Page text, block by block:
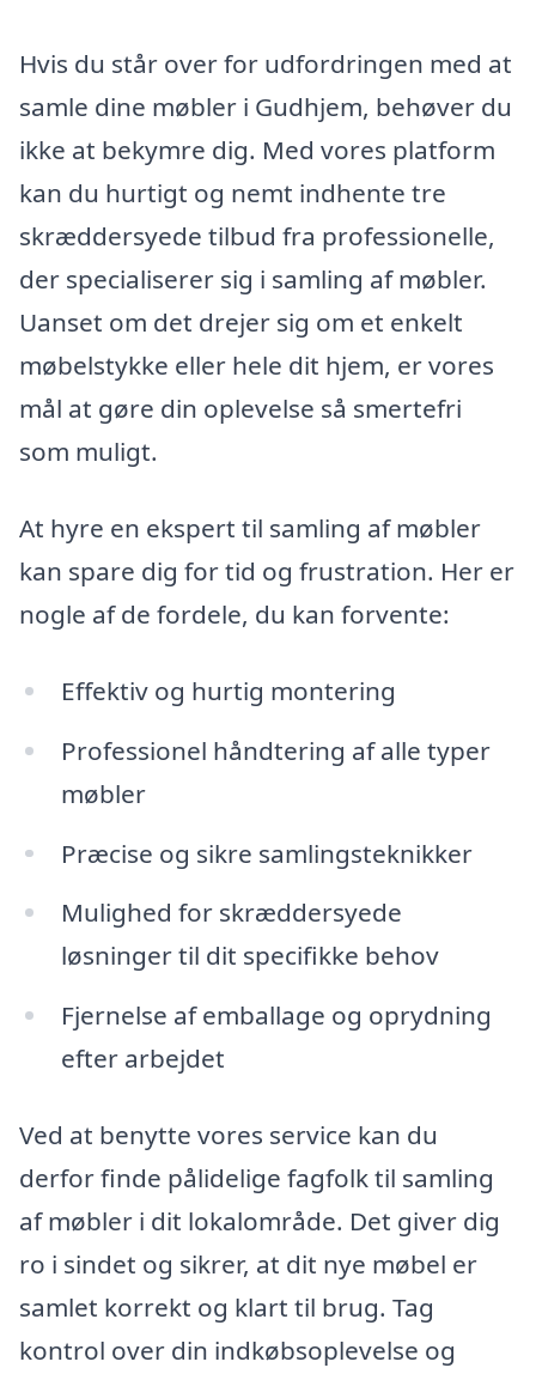
Hvis du står over for udfordringen med at
samle dine møbler i Gudhjem, behøver du
ikke at bekymre dig. Med vores platform
kan du hurtigt og nemt indhente tre
skræddersyede tilbud fra professionelle,
der specialiserer sig i samling af møbler.
Uanset om det drejer sig om et enkelt
møbelstykke eller hele dit hjem, er vores
mål at gøre din oplevelse så smertefri
som muligt.
At hyre en ekspert til samling af møbler
kan spare dig for tid og frustration. Her er
nogle af de fordele, du kan forvente:
Effektiv og hurtig montering
Professionel håndtering af alle typer
møbler
Præcise og sikre samlingsteknikker
Mulighed for skræddersyede
løsninger til dit specifikke behov
Fjernelse af emballage og oprydning
efter arbejdet
Ved at benytte vores service kan du
derfor finde pålidelige fagfolk til samling
af møbler i dit lokalområde. Det giver dig
ro i sindet og sikrer, at dit nye møbel er
samlet korrekt og klart til brug. Tag
kontrol over din indkøbsoplevelse og